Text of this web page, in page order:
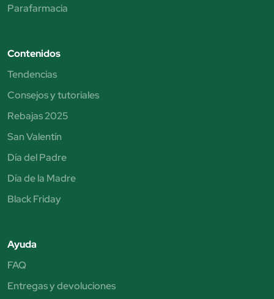
Parafarmacia
Contenidos
Tendencias
Consejos y tutoriales
Rebajas 2025
San Valentín
Día del Padre
Día de la Madre
Black Friday
Ayuda
FAQ
Entregas y devoluciones